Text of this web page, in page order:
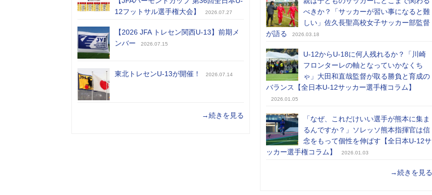
12フットサル選手権大会】
2026.07.27
【2026 JFA トレセン関西U-13】前期メ
ンバー
2026.07.15
東北トレセンU-13が開催！ 2026.07.14
→続きを見る
べきか？「サッカーが習い事になると難
しい」佐久長聖高校女子サッカー部監督
が語る
2026.03.18
U-12からU-18に何人残れるか？「川崎
フロンターレの軸となっていかなくち
ゃ」大田和直哉監督が取る勝負と育成の
バランス【全日本U-12サッカー選手権コラム】
2026.01.05
「なぜ、これだけいい選手が熊本に集ま
るんですか？」ソレッソ熊本指揮官は信
念をもって個性を伸ばす【全日本U-12サ
ッカー選手権コラム】
2026.01.03
→続きを見る